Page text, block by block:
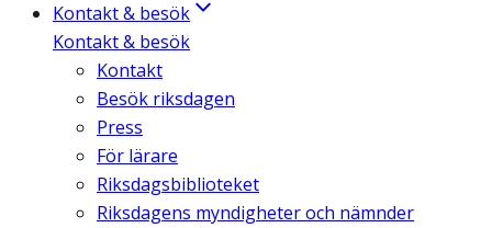
Kontakt & besök
Kontakt & besök
Kontakt
Besök riksdagen
Press
För lärare
Riksdagsbiblioteket
Riksdagens myndigheter och nämnder